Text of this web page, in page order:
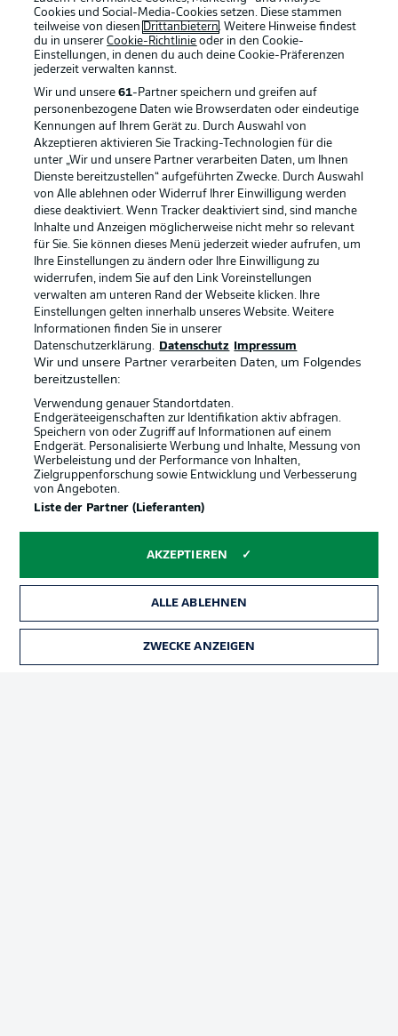
Fantasy Manager
#BundesligaWIRKT
Common Ground
Mitfahrportal
BUNDESLIGA-GRUPPE
Sprachauswahl
Deutsch Anzeige Modus
Login
Football as it's meant to be
BUNDESLIGA APP
Offizielle Partner
Rechtliche Hinweise Voreinstellungen verwalten
Cookies und Social-Media-Cookies setzen. Diese stammen
teilweise von diesen Drittanbietern. Weitere Hinweise findest
du in unsererCookie-Richtlinie oder in den Cookie-
Einstellungen, in denen du auch deine Cookie-Präferenzen
jederzeit verwalten kannst.
Wir und unsere61-Partner speichern und greifen auf
personenbezogene Daten wie Browserdaten oder eindeutige
Kennungen auf Ihrem Gerät zu. Durch Auswahl von
Akzeptieren aktivieren Sie Tracking-Technologien für die
unter „Wir und unsere Partner verarbeiten Daten, um Ihnen
Dienste bereitzustellen“ aufgeführten Zwecke. Durch Auswahl
von Alle ablehnen oder Widerruf Ihrer Einwilligung werden
diese deaktiviert. Wenn Tracker deaktiviert sind, sind manche
Inhalte und Anzeigen möglicherweise nicht mehr so relevant
für Sie. Sie können dieses Menü jederzeit wieder aufrufen, um
Ihre Einstellungen zu ändern oder Ihre Einwilligung zu
widerrufen, indem Sie auf den Link Voreinstellungen
verwalten am unteren Rand der Webseite klicken. Ihre
Einstellungen gelten innerhalb unseres Website. Weitere
Informationen finden Sie in unserer
Datenschutzerklärung.
Datenschutz Impressum
Wir und unsere Partner verarbeiten Daten, um Folgendes
bereitzustellen:
Verwendung genauer Standortdaten.
Endgeräteeigenschaften zur Identifikation aktiv abfragen.
Speichern von oder Zugriff auf Informationen auf einem
Endgerät. Personalisierte Werbung und Inhalte, Messung von
Werbeleistung und der Performance von Inhalten,
Zielgruppenforschung sowie Entwicklung und Verbesserung
von Angeboten.
Liste der Partner (Lieferanten)
AKZEPTIEREN
ALLE ABLEHNEN
ZWECKE ANZEIGEN